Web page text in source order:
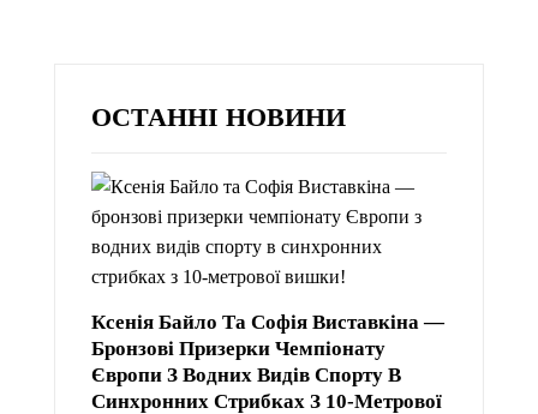
ОСТАННІ НОВИНИ
Ксенія Байло Та Софія Виставкіна —
Бронзові Призерки Чемпіонату
Європи З Водних Видів Спорту В
Синхронних Стрибках З 10-Метрової